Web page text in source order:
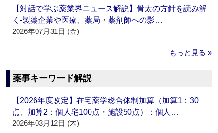
【対話で学ぶ薬業界ニュース解説】骨太の方針を読み解
く‐製薬企業や医療、薬局・薬剤師への影…
2026年07月31日 (金)
もっと見る »
薬事キーワード解説
【2026年度改定】在宅薬学総合体制加算（加算1：30
点、加算2：個人宅100点・施設50点）：個人…
2026年03月12日 (木)